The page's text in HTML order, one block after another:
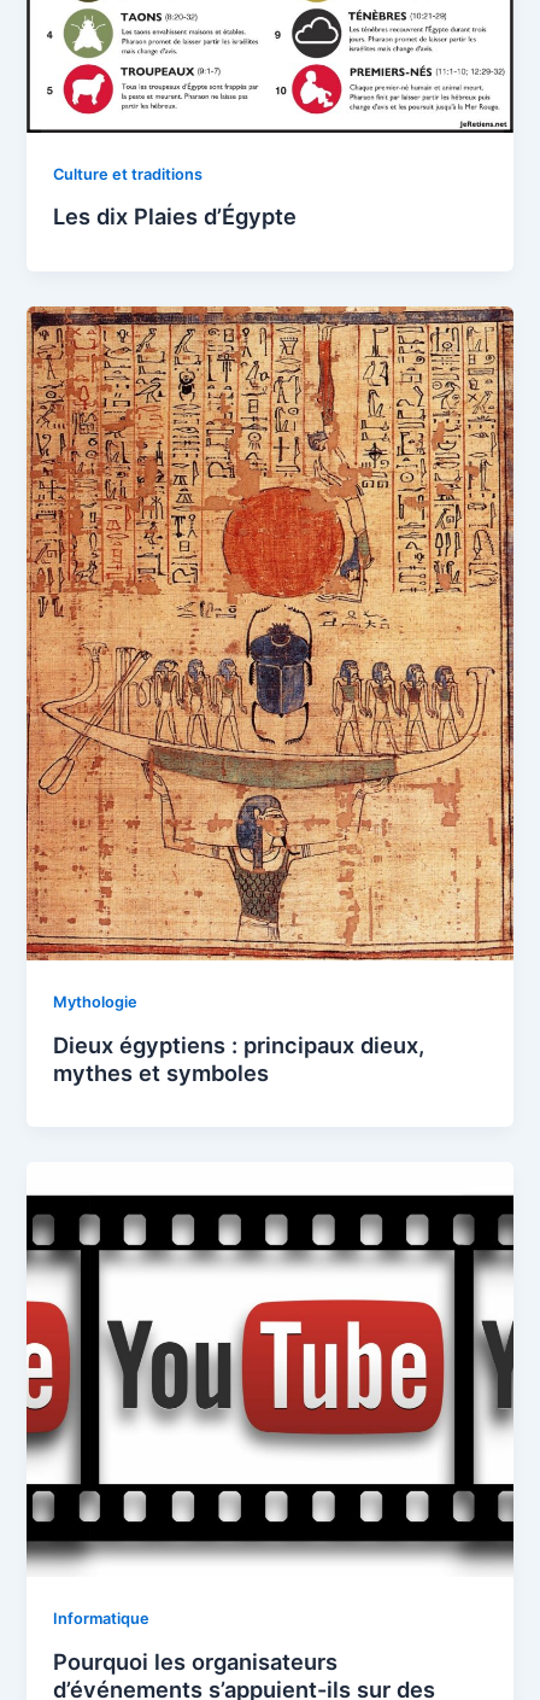
Culture et traditions
Les dix Plaies d’Égypte
Mythologie
Dieux égyptiens : principaux dieux,
mythes et symboles
Informatique
Pourquoi les organisateurs
d’événements s’appuient-ils sur des